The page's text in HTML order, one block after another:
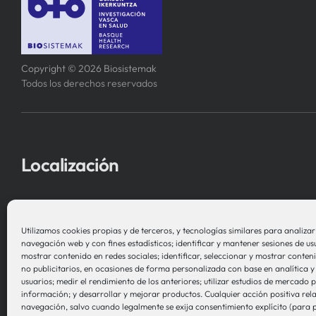
Utilizamos cookies propias y de terceros, y tecnologías similares para
navegación web y con fines estadísticos; identificar y mantener sesiones de
mostrar contenido en redes sociales; identificar, seleccionar y mostrar
no publicitarios, en ocasiones de forma personalizada con base en analítica
usuarios; medir el rendimiento de los anteriores; utilizar estudios de mercado
información; y desarrollar y mejorar productos. Cualquier acción positiva
navegación, salvo cuando legalmente se exija consentimiento explícito (para
Copyright © 2026 Biosistemak
Todos los derechos reservados
Localización
en Sistemas de Salud – Biosistemak
B Accelerator Tower (BAT) Gran Vía, 1
48001 Bilbao (Bizkaia)